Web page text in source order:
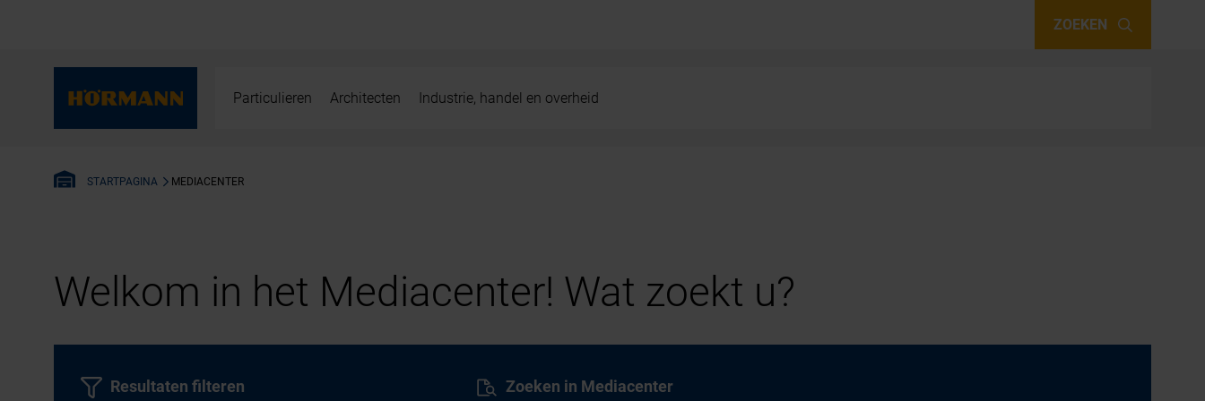
ZOEKEN
Particulieren Architecten Industrie, handel en overheid
STARTPAGINA MEDIACENTER
Welkom in het Mediacenter! Wat zoekt u?
Zoeken in Mediacenter
Resultaten filteren